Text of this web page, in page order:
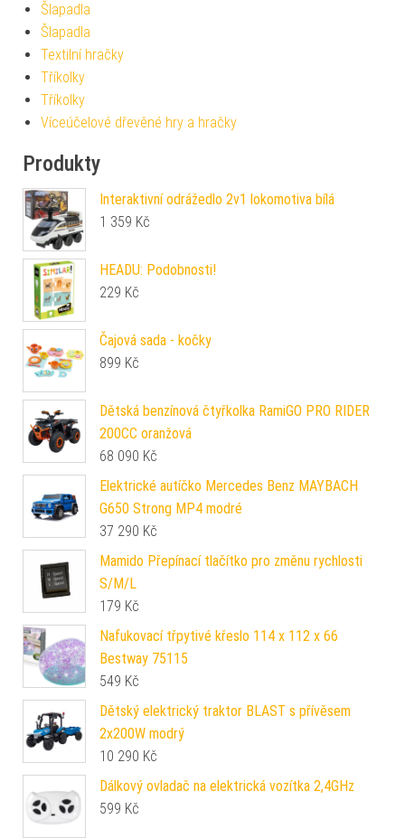
Šlapadla
Šlapadla
Textilní hračky
Tříkolky
Tříkolky
Víceúčelové dřevěné hry a hračky
Produkty
Interaktivní odrážedlo 2v1 lokomotiva bílá
1 359 Kč
HEADU: Podobnosti!
229 Kč
Čajová sada - kočky
899 Kč
Dětská benzínová čtyřkolka RamiGO PRO RIDER
200CC oranžová
68 090 Kč
Elektrické autíčko Mercedes Benz MAYBACH
G650 Strong MP4 modré
37 290 Kč
Mamido Přepínací tlačítko pro změnu rychlosti
S/M/L
179 Kč
Nafukovací třpytivé křeslo 114 x 112 x 66
Bestway 75115
549 Kč
Dětský elektrický traktor BLAST s přívěsem
2x200W modrý
10 290 Kč
Dálkový ovladač na elektrická vozítka 2,4GHz
599 Kč